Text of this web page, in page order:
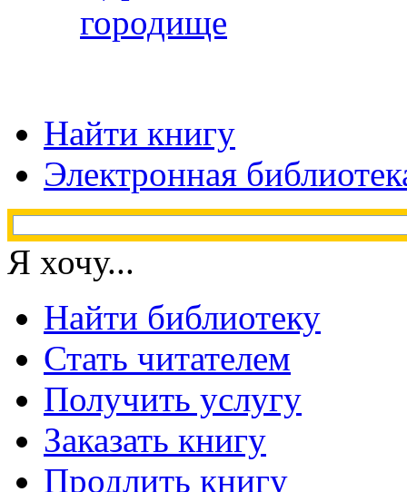
городище
Найти книгу
Электронная
Я хочу...
Найти библиотеку
Стать читателем
Получить услугу
Заказать книгу
Продлить книгу